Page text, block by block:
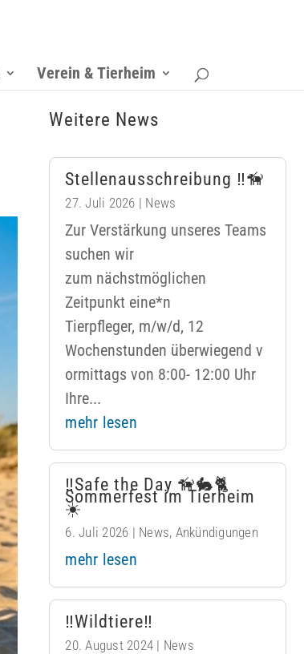
Verein & Tierheim
Weitere News
Stellenausschreibung ‼️🦮
27. Juli 2026 | News
Zur Verstärkung unseres Teams
suchen wir
zum nächstmöglichen
Zeitpunkt eine*n
Tierpfleger, m/w/d, 12
Wochenstunden überwiegend v
ormittags von 8:00- 12:00 Uhr
Ihre...
mehr lesen
‼️Safe the Day 🦮🐇🐈
Sommerfest im Tierheim
☀️
6. Juli 2026 | News, Ankündigungen
mehr lesen
‼️Wildtiere‼️
20. August 2024 | News